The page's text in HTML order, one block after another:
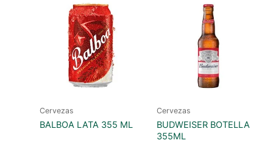
Cervezas
BALBOA LATA 355 ML
Cervezas
BUDWEISER BOTELLA
355ML